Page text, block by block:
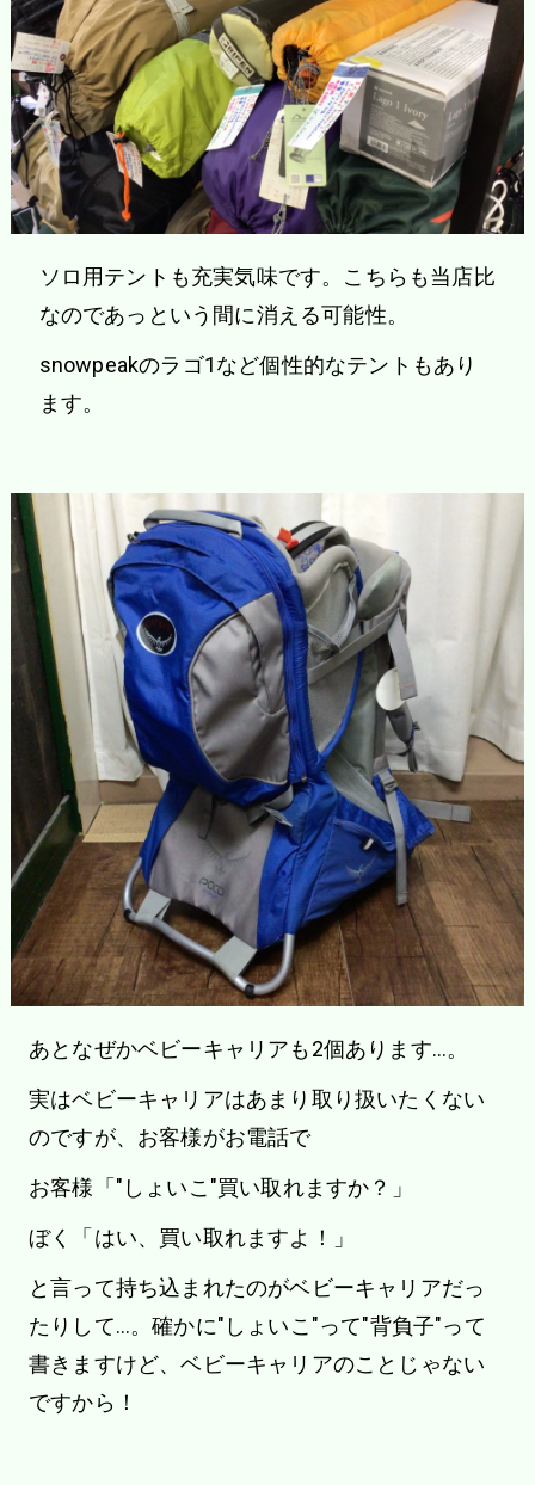
ソロ用テントも充実気味です。こちらも当店比
なのであっという間に消える可能性。
snowpeakのラゴ1など個性的なテントもあり
ます。
あとなぜかベビーキャリアも2個あります…。
実はベビーキャリアはあまり取り扱いたくない
のですが、お客様がお電話で
お客様「"しょいこ"買い取れますか？」
ぼく「はい、買い取れますよ！」
と言って持ち込まれたのがベビーキャリアだっ
たりして…。確かに"しょいこ"って"背負子"って
書きますけど、ベビーキャリアのことじゃない
ですから！